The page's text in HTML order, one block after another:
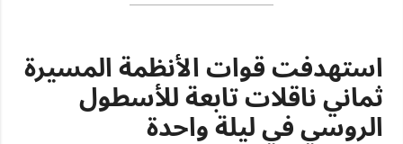
استهدفت قوات الأنظمة المسيرة
ثماني ناقلات تابعة للأسطول
الروسي في ليلة واحدة